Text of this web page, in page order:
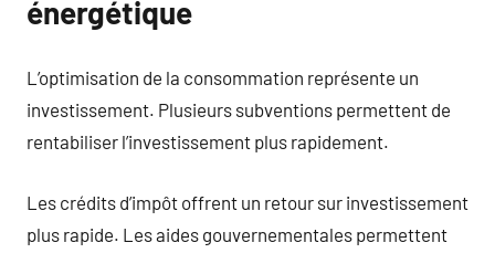
énergétique
L’optimisation de la consommation représente un
investissement. Plusieurs subventions permettent de
rentabiliser l’investissement plus rapidement.
Les crédits d’impôt offrent un retour sur investissement
plus rapide. Les aides gouvernementales permettent